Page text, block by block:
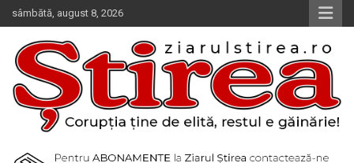
Skip
to
content
sâmbătă, august 8, 2026
Ziarul Știrea